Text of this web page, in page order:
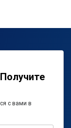
с вами в